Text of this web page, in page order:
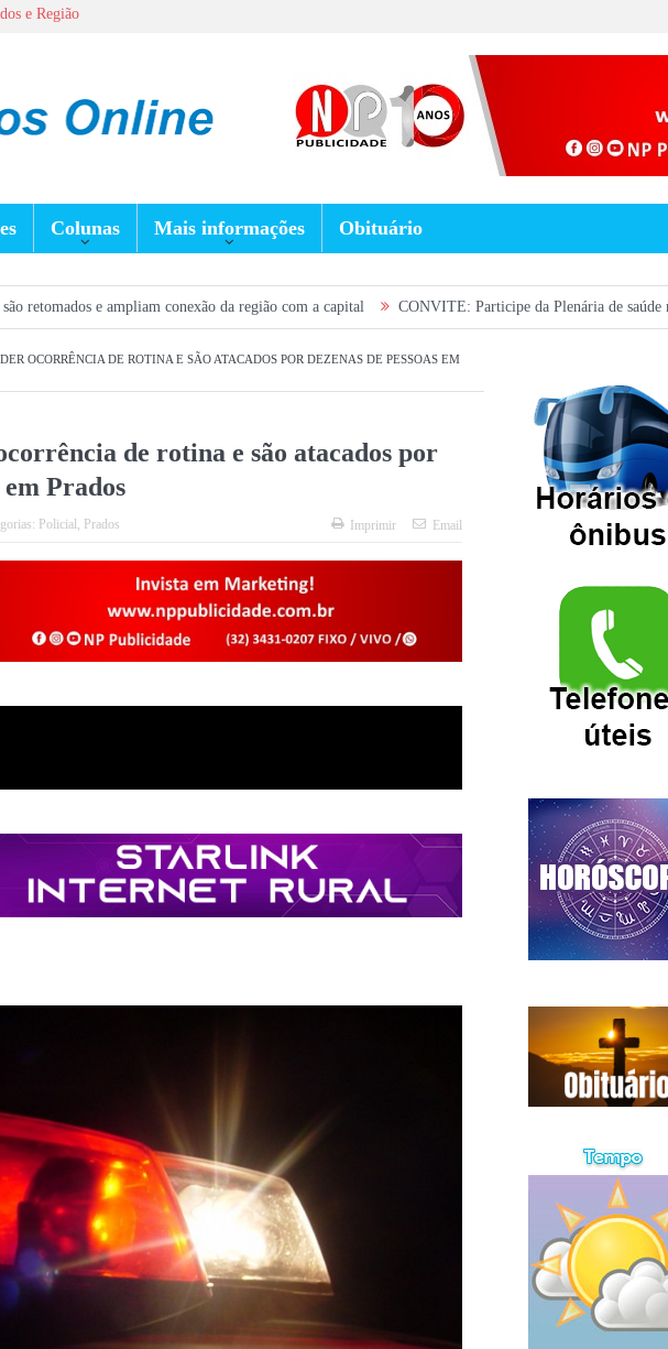
e Região
Colunas Mais informações Obituário
ampliam conexão da região com a capital CONVITE: Participe da Plenária de saúde no próximo
OCORRÊNCIA DE ROTINA E SÃO ATACADOS POR DEZENAS DE PESSOAS EM
de rotina e são atacados por
em Prados
Policial , Prados Imprimir Email